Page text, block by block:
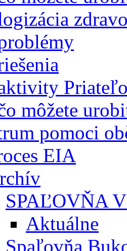
môžete
pomoci
EIA
SPAĽOVŇA
Aktuálne
Spaľovňa